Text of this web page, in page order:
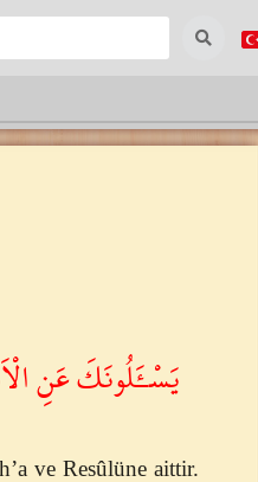
يَسْـَٔلُونَكَ عَنِ
ve Resûlüne aittir.